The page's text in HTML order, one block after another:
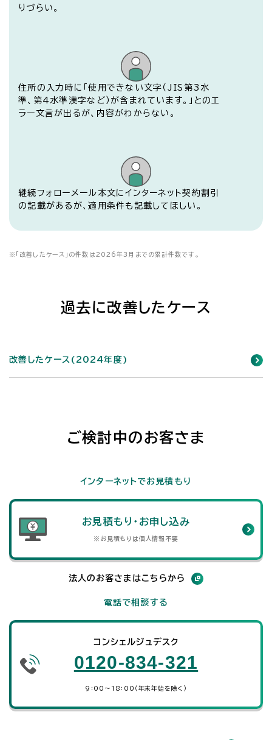
りづらい。
住所の入力時に「使用できない文字（JIS第3水
準、第4水準漢字など）が含まれています。」とのエ
ラー文言が出るが、内容がわからない。
継続フォローメール本文にインターネット契約割引
の記載があるが、適用条件も記載してほしい。
※ 「改善したケース」の件数は2026年3月までの累計件数です。
過去に改善したケース
改善したケース(2024年度)
ご検討中のお客さま
インターネットでお見積もり
お見積もり・お申し込み
※お見積もりは個人情報不要
法人のお客さまはこちらから
電話で相談する
コンシェルジュデスク
0120-834-321
9：00～18：00（年末年始を除く）